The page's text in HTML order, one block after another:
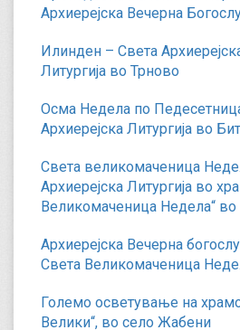
Архиерејска Вечерна
Илинден – Света
Литургија во Трново
Осма Недела по
Архиерејска Литургија во
Света великомаченица
Архиерејска Литургија во
Великомаченица Недела“ во
Архиерејска Вечерна
Света Великомаченица
Големо осветување на
Велики“, во село Жабени